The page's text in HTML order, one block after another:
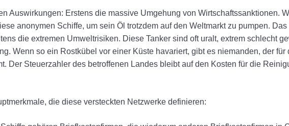
Auswirkungen: Erstens die massive Umgehung von Wirtschaftssanktionen.
anonymen Schiffe, um sein Öl trotzdem auf den Weltmarkt zu pumpen. Das
die extremen Umweltrisiken. Diese Tanker sind oft uralt, extrem schlecht
Wenn so ein Rostkübel vor einer Küste havariert, gibt es niemanden, der für
Der Steuerzahler des betroffenen Landes bleibt auf den Kosten für die
die diese versteckten Netzwerke definieren: